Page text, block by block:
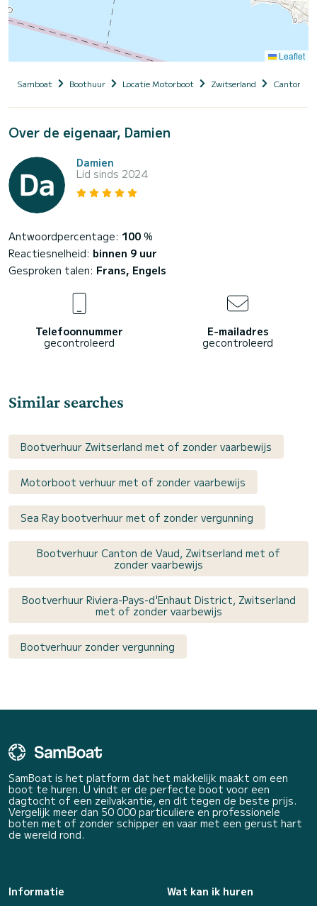
Leaflet
Samboat Boothuur Locatie Motorboot Zwitserland Canton de
Over de eigenaar, Damien
Damien
Lid sinds 2024
Antwoordpercentage: 100 %
Reactiesnelheid: binnen 9 uur
Gesproken talen: Frans, Engels
Telefoonnummer
gecontroleerd
E-mailadres
gecontroleerd
Similar searches
Bootverhuur Zwitserland met of zonder vaarbewijs
Motorboot verhuur met of zonder vaarbewijs
Sea Ray bootverhuur met of zonder vergunning
Bootverhuur Canton de Vaud, Zwitserland met of
zonder vaarbewijs
Bootverhuur Riviera-Pays-d'Enhaut District, Zwitserland
met of zonder vaarbewijs
Bootverhuur zonder vergunning
SamBoat is het platform dat het makkelijk maakt om een
boot te huren. U vindt er de perfecte boot voor een
dagtocht of een zeilvakantie, en dit tegen de beste prijs.
Vergelijk meer dan 50 000 particuliere en professionele
boten met of zonder schipper en vaar met een gerust hart
de wereld rond.
Informatie
Wat kan ik huren